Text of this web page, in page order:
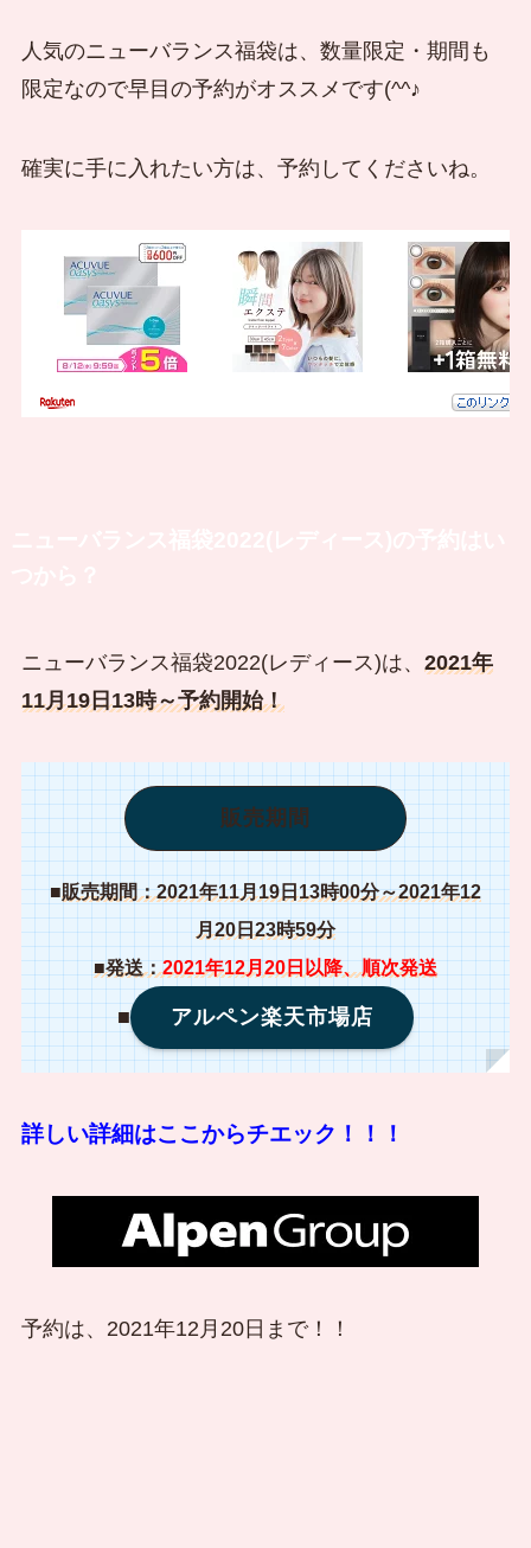
人気のニューバランス福袋は、数量限定・期間も
限定なので早目の予約がオススメです(^^♪
確実に手に入れたい方は、予約してくださいね。
ニューバランス福袋2022(レディース)は、 2021年
11月19日13時～予約開始！
販売期間
■販売期間：2021年11月19日13時00分～2021年12
月20日23時59分
■発送：2021年12月20日以降、順次発送
■ アルペン楽天市場店
詳しい詳細はここからチエック！！！
予約は、2021年12月20日まで！！